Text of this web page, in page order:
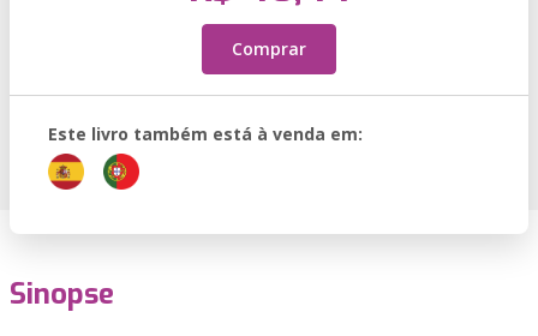
Comprar
Este livro também está à venda em:
Sinopse